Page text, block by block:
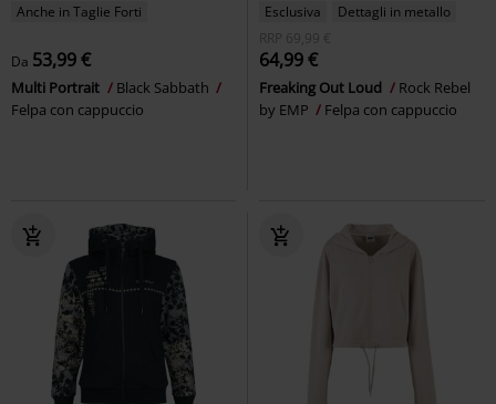
Anche in Taglie Forti
Da 53,99 €
Multi Portrait
Black Sabbath
Felpa con cappuccio
Esclusiva
Dettagli in metallo
RRP
69,99 €
64,99 €
Freaking Out Loud
Rock Rebel
by EMP
Felpa con cappuccio